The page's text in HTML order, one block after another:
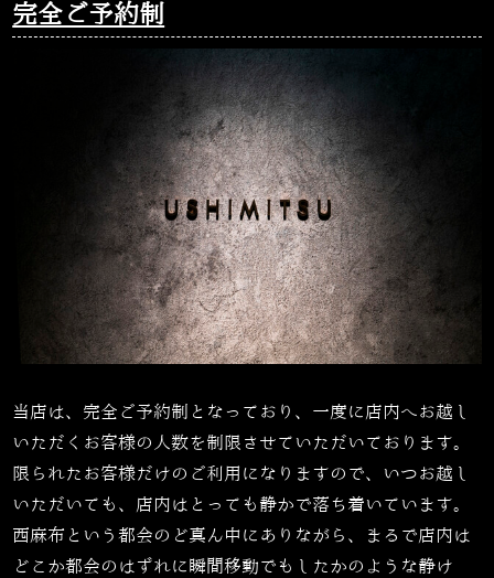
完全ご予約制
当店は、完全ご予約制となっており、一度に店内へお越し
いただくお客様の人数を制限させていただいております。
限られたお客様だけのご利用になりますので、いつお越し
いただいても、店内はとっても静かで落ち着いています。
西麻布という都会のど真ん中にありながら、まるで店内は
どこか都会のはずれに瞬間移動でもしたかのような静け